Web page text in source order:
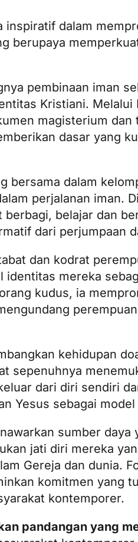
inspiratif dalam
berupaya
pembinaan iman
Kristiani. Melalui
magisterium
dasar yang
bersama dalam
perjalanan iman.
belajar dan
dari perjumpaan
dan kodrat
mereka
kudus, ia
kehidupan
sepenuhnya
dari diri sendiri
Yesus sebagai
sumber daya
jati diri mereka
Gereja dan dunia.
komitmen yang
kontemporer.
pandangan yang